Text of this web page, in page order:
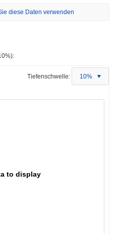
diese Daten verwenden
Tiefenschwelle: 10%
to display